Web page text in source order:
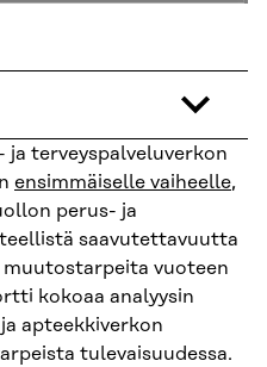
ja terveyspalveluverkon
ensimmäiselle vaiheelle,
perus- ja
saavutettavuutta
vuoteen
kokoaa analyysin
apteekkiverkon
tulevaisuudessa.